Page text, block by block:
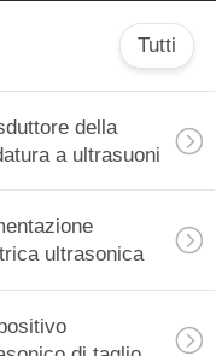
Tutti
della
a ultrasuoni
ultrasonica